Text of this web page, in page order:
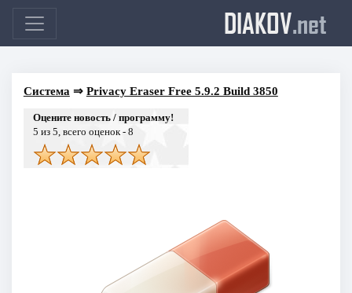
DIAKOV.net
Система ⇒ Privacy Eraser Free 5.9.2 Build 3850
Оцените новость / программу!
5 из 5, всего оценок - 8